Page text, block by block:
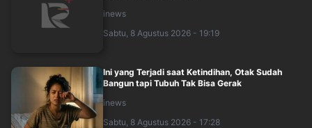
inews
Sabtu, 8 Agustus 2026 - 19:19
Ini yang Terjadi saat Ketindihan, Otak Sudah
Bangun tapi Tubuh Tak Bisa Gerak
inews
Sabtu, 8 Agustus 2026 - 17:28